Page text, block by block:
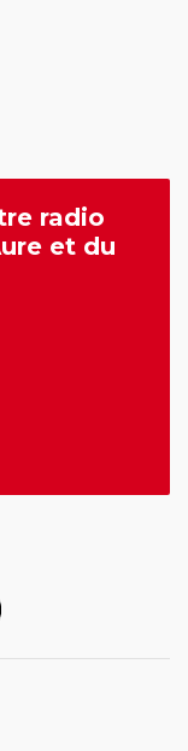
radio
et du